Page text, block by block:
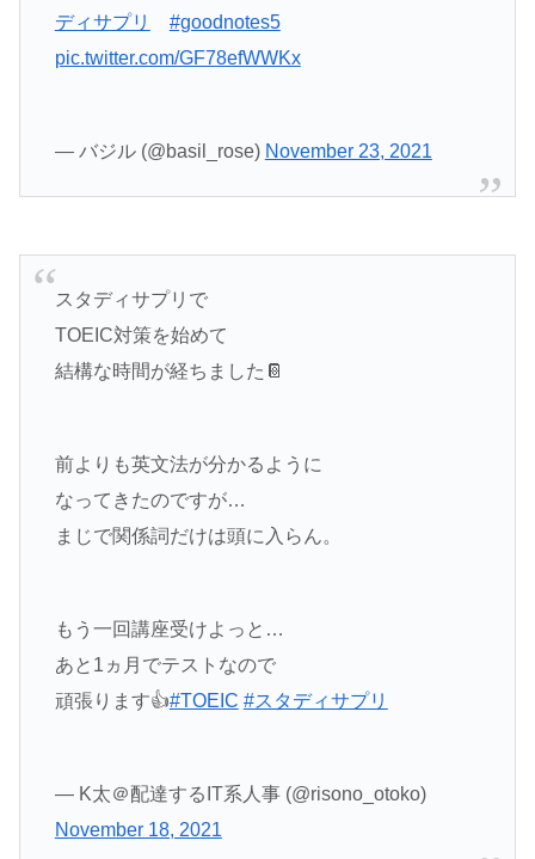
ディサプリ
#goodnotes5
pic.twitter.com/GF78efWWKx
— バジル (@basil_rose) November 23, 2021
スタディサプリで
TOEIC対策を始めて
結構な時間が経ちました📔
前よりも英文法が分かるように
なってきたのですが…
まじで関係詞だけは頭に入らん。
もう一回講座受けよっと…
あと1ヵ月でテストなので
頑張ります👍#TOEIC #スタディサプリ
— K太＠配達するIT系人事 (@risono_otoko)
November 18, 2021